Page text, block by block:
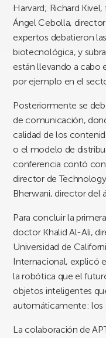
Harvard; Richard
Ángel Cebolla,
expertos debatieron
biotecnológica, y
están llevando a cabo
por ejemplo en el
Posteriormente se
de comunicación,
calidad de los
o el modelo de
conferencia contó con
director de
Bherwani, director del
Para concluir la
doctor Khalid Al-Ali,
Universidad de
Internacional, explicó
la robótica que el
objetos inteligentes
automáticamente: los
La colaboración de